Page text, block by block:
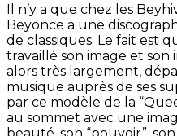
Il n’y a que chez les
Beyonce a une
de classiques. Le fait est
travaillé son image et son
alors très largement,
musique auprès de ses
par ce modèle de la
au sommet avec une